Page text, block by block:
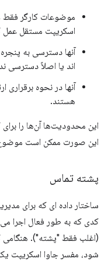
موضوعات کارگر فقط
اسکریپت مستقل عمل
اند یا اصلاً دسترسی
آنها در نحوه
هستند.
این محدودیت‌ها آن‌ها را برای
این صورت ممکن است موضوع
پشته تماس
ساختار داده ای که برای
کدی که به طور فعال اجرا
(اغلب فقط "پشته"). هنگامی
شود، مفسر جاوا اسکریپت